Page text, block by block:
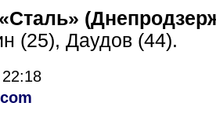
(25), Даудов (44).